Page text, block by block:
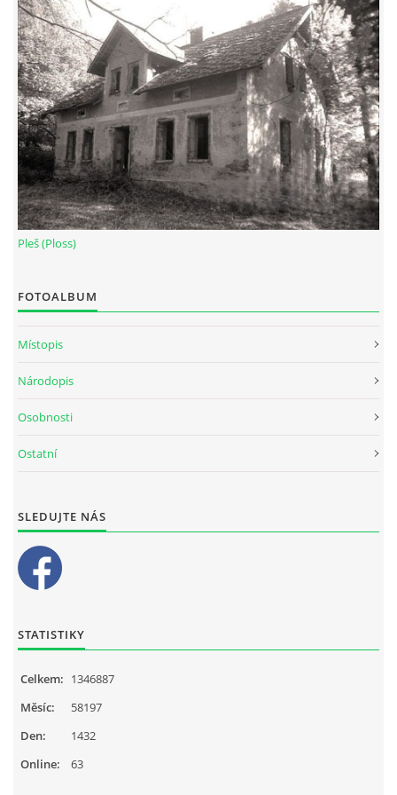
Pleš (Ploss)
FOTOALBUM
Místopis
Národopis
Osobnosti
Ostatní
SLEDUJTE NÁS
STATISTIKY
Online: 63
Celkem: 1346887
Měsíc:
58197
Den:
1432